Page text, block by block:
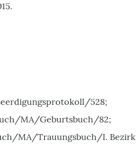
528;
MA/Geburtsbuch/82;
MA/Trauungsbuch/I. Bezirk